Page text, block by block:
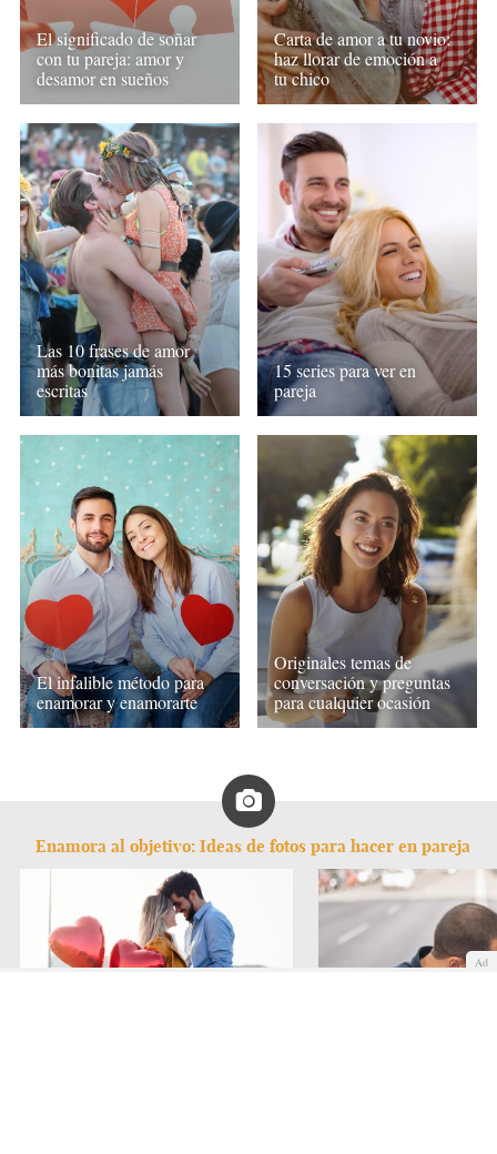
El significado de soñar
con tu pareja: amor y
desamor en sueños
Carta de amor a tu novio:
haz llorar de emoción a
tu chico
Las 10 frases de amor
más bonitas jamás
escritas
15 series para ver en
pareja
El infalible método para
enamorar y enamorarte
Originales temas de
conversación y preguntas
para cualquier ocasión
Enamora al objetivo: Ideas de fotos para hacer en pareja
Ad